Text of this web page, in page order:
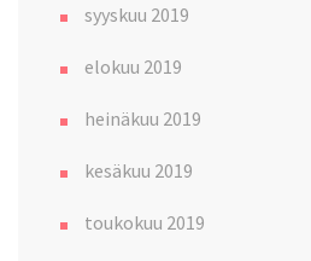
syyskuu 2019
elokuu 2019
heinäkuu 2019
kesäkuu 2019
toukokuu 2019